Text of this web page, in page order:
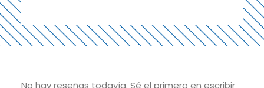
No hay reseñas todavía. Sé el primero en escribir